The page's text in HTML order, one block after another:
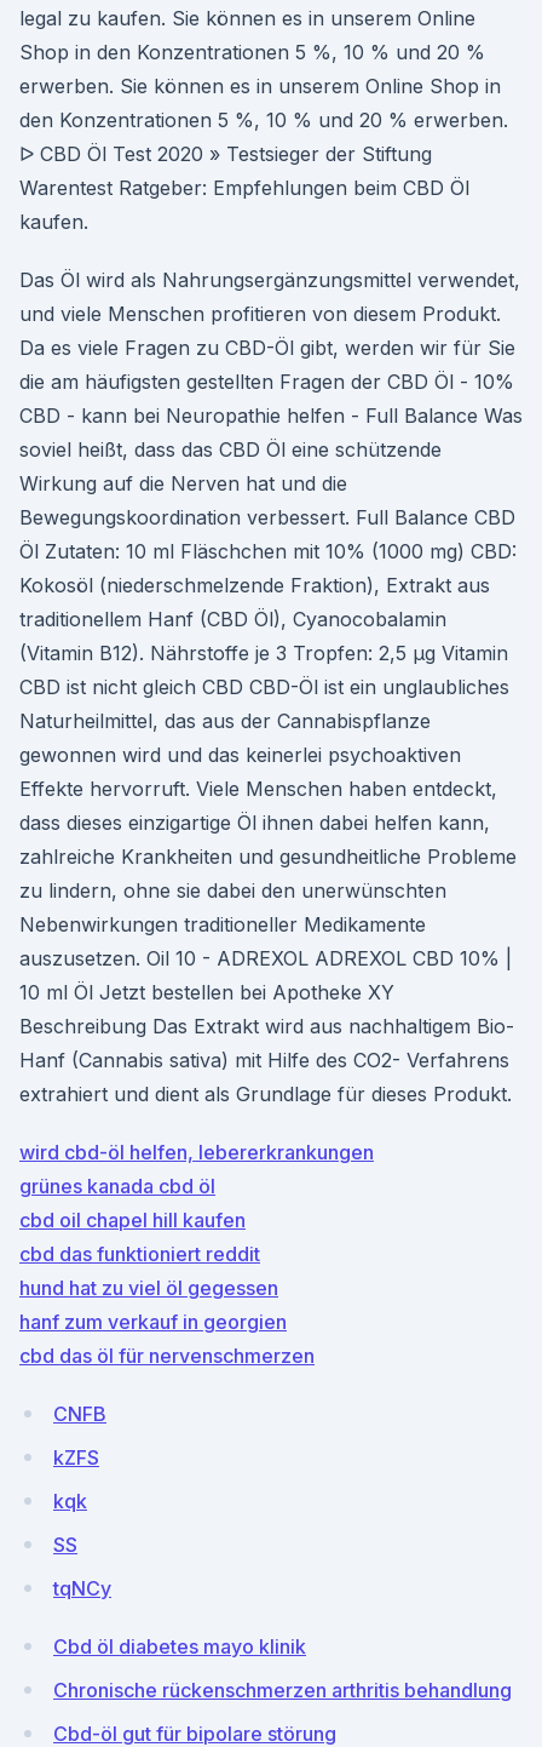
legal zu kaufen. Sie können es in unserem Online
Shop in den Konzentrationen 5 %, 10 % und 20 %
erwerben. Sie können es in unserem Online Shop in
den Konzentrationen 5 %, 10 % und 20 % erwerben.
ᐅ CBD Öl Test 2020 » Testsieger der Stiftung
Warentest Ratgeber: Empfehlungen beim CBD Öl
kaufen.
Das Öl wird als Nahrungsergänzungsmittel verwendet,
und viele Menschen profitieren von diesem Produkt.
Da es viele Fragen zu CBD-Öl gibt, werden wir für Sie
die am häufigsten gestellten Fragen der CBD Öl - 10%
CBD - kann bei Neuropathie helfen - Full Balance Was
soviel heißt, dass das CBD Öl eine schützende
Wirkung auf die Nerven hat und die
Bewegungskoordination verbessert. Full Balance CBD
Öl Zutaten: 10 ml Fläschchen mit 10% (1000 mg) CBD:
Kokosöl (niederschmelzende Fraktion), Extrakt aus
traditionellem Hanf (CBD Öl), Cyanocobalamin
(Vitamin B12). Nährstoffe je 3 Tropfen: 2,5 μg Vitamin
CBD ist nicht gleich CBD CBD-Öl ist ein unglaubliches
Naturheilmittel, das aus der Cannabispflanze
gewonnen wird und das keinerlei psychoaktiven
Effekte hervorruft. Viele Menschen haben entdeckt,
dass dieses einzigartige Öl ihnen dabei helfen kann,
zahlreiche Krankheiten und gesundheitliche Probleme
zu lindern, ohne sie dabei den unerwünschten
Nebenwirkungen traditioneller Medikamente
auszusetzen. Oil 10 - ADREXOL ADREXOL CBD 10% |
10 ml Öl Jetzt bestellen bei Apotheke XY
Beschreibung Das Extrakt wird aus nachhaltigem Bio-
Hanf (Cannabis sativa) mit Hilfe des CO2- Verfahrens
extrahiert und dient als Grundlage für dieses Produkt.
wird cbd-öl helfen, lebererkrankungen
grünes kanada cbd öl
cbd oil chapel hill kaufen
cbd das funktioniert reddit
hund hat zu viel öl gegessen
hanf zum verkauf in georgien
cbd das öl für nervenschmerzen
CNFB
kZFS
kqk
SS
tqNCy
Cbd öl diabetes mayo klinik
Chronische rückenschmerzen arthritis behandlung
Cbd-öl gut für bipolare störung